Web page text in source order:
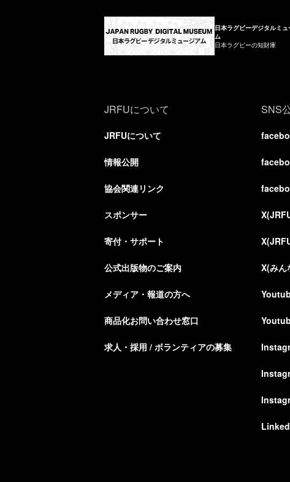
日本ラグビーデジタルミュ
ム
日本ラグビーの知財庫
JRFUについて
JRFUについて
情報公開
協会関連リンク
スポンサー
寄付・サポート
公式出版物のご案内
メディア・報道の方へ
商品化お問い合わせ窓口
求人・採用 / ボランティアの募集
SNS
X(みん